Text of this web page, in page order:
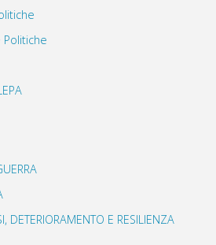
DETERIORAMENTO E RESILIENZA